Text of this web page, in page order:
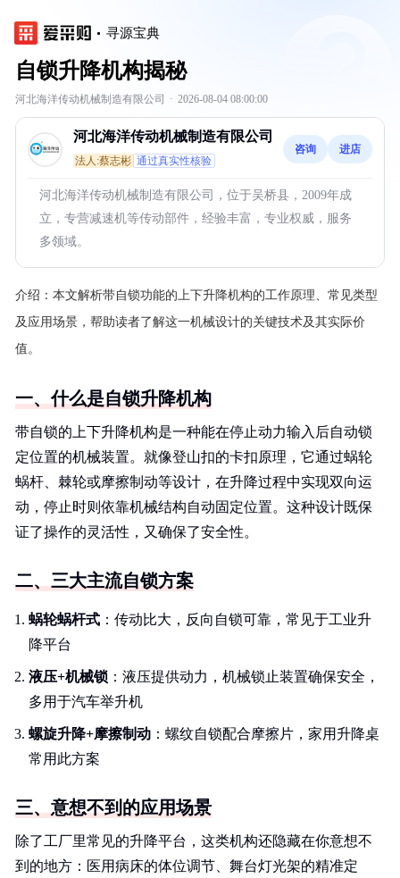
寻源宝典
自锁升降机构揭秘
河北海洋传动机械制造有限公司 · 2026-08-04 08:00:00
河北海洋传动机械制造有限公司
法人:蔡志彬 通过真实性核验
咨询 进店
河北海洋传动机械制造有限公司，位于吴桥县，2009年成
立，专营减速机等传动部件，经验丰富，专业权威，服务
多领域。
介绍： 本文解析带自锁功能的上下升降机构的工作原理、常见类型
及应用场景，帮助读者了解这一机械设计的关键技术及其实际价
值。
一、什么是自锁升降机构
带自锁的上下升降机构是一种能在停止动力输入后自动锁
定位置的机械装置。就像登山扣的卡扣原理，它通过蜗轮
蜗杆、棘轮或摩擦制动等设计，在升降过程中实现双向运
动，停止时则依靠机械结构自动固定位置。这种设计既保
证了操作的灵活性，又确保了安全性。
二、三大主流自锁方案
蜗轮蜗杆式 ：传动比大，反向自锁可靠，常见于工业升
降平台
液压+机械锁 ：液压提供动力，机械锁止装置确保安全，
多用于汽车举升机
螺旋升降+摩擦制动 ：螺纹自锁配合摩擦片，家用升降桌
常用此方案
三、意想不到的应用场景
除了工厂里常见的升降平台，这类机构还隐藏在你意想不
到的地方：医用病床的体位调节、舞台灯光架的精准定